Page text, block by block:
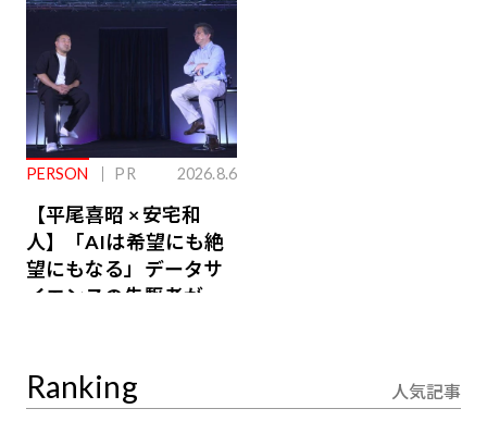
PERSON PR 2026.8.6
【平尾喜昭 × 安宅和
人】「AIは希望にも絶
望にもなる」データサ
イエンスの先駆者が語
Ranking 人気記事